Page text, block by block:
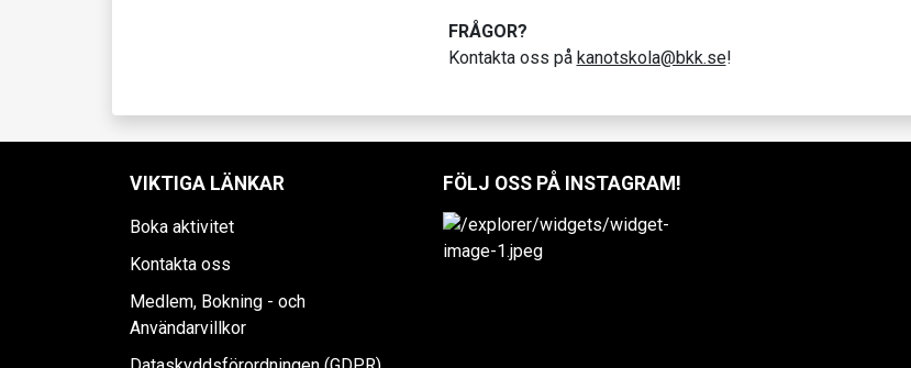
FRÅGOR?
Kontakta oss på kanotskola@bkk.se!
VIKTIGA LÄNKAR
Boka aktivitet
Kontakta oss
Medlem, Bokning - och
Användarvillkor
FÖLJ OSS PÅ INSTAGRAM!